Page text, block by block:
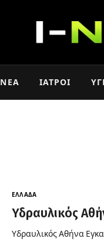
ΝΈΑ ΙΑΤΡΟΊ
ΕΛΛΆΔΑ
Υδραυλικός
Υδραυλικός Αθήνα